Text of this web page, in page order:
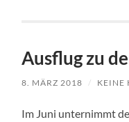
Ausflug zu
8. MÄRZ 2018 / KEINE
Im Juni unternimmt